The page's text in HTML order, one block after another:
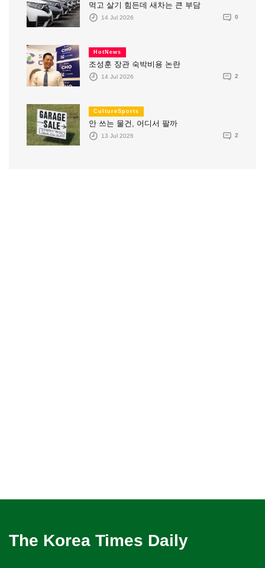
먹고 살기 힘든데 새차는 큰 부담
14 Jul 2026 0
HotNews
조성훈 장관 숙박비용 논란
14 Jul 2026 2
CultureSports
안 쓰는 물건, 어디서 팔까
13 Jul 2026 2
The Korea Times Daily